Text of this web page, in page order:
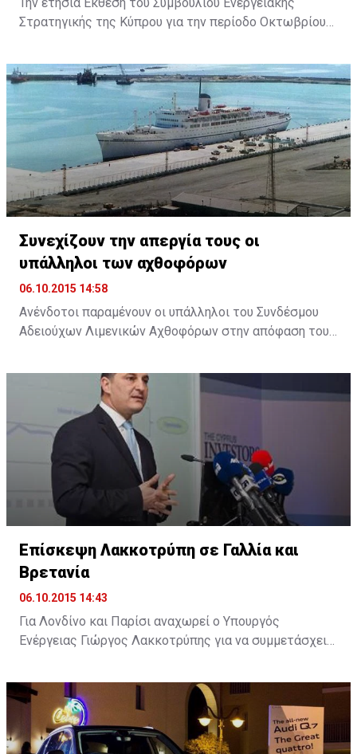
Στρατηγικής της Κύπρου για την περίοδο Οκτωβρίου
της Δημοκρατίας ο Πρόεδρος του Συμβουλίου
Ανδρέας Πουλλικάς. Παραλαμβάνοντας την Έκθεση, ο
Πρόεδρος Αναστασιάδης εξήρε το ρόλο του
Συμβουλίου και ανάλογων φορέων, σημειώνοντας ότι
θα υπάρχει ακόμη μεγαλύτερη αξιοποίηση του
επιστημονικού προσωπικού ...
Συνεχίζουν την απεργία τους οι
υπάλληλοι των αχθοφόρων
06.10.2015 14:58
Ανένδοτοι παραμένουν οι υπάλληλοι του Συνδέσμου
Αδειούχων Λιμενικών Αχθοφόρων στην απόφαση τους
άμεση καταβολή της αποζημίωσης που συμφωνήθηκε,
στο πλαίσιο της εμπορικοποίησης των υπηρεσιών του
λιμανιού.
Επίσκεψη Λακκοτρύπη σε Γαλλία και
Βρετανία
06.10.2015 14:43
Για Λονδίνο και Παρίσι αναχωρεί ο Υπουργός
Ενέργειας Γιώργος Λακκοτρύπης για να συμμετάσχει
επενδύσεων στην Κύπρο, ενώ θα έχει επαφές και με
εκπροσώπους ενεργειακών κολοσσών.